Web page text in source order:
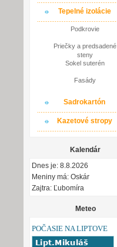
Tepelné izolácie
Podkrovie
Priečky a predsadené
steny
Sokel suterén
Fasády
Sadrokartón
Kazetové stropy
Kalendár
Dnes je: 8.8.2026
Meniny má: Oskár
Zajtra: Ľubomíra
Meteo
POČASIE NA LIPTOVE